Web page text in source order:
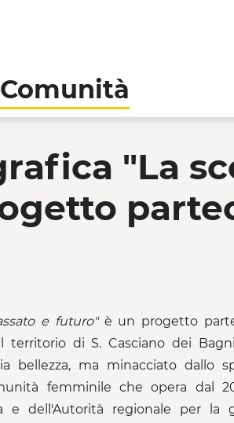
Comunità
"La
e futuro"è un progetto
di S. Casciano dei
bellezza, ma minacciato dallo
femminile che opera dal
e dell'Autorità regionale per la